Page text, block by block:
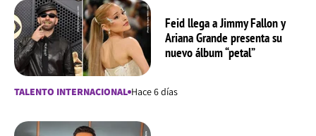
Feid llega a Jimmy Fallon y
Ariana Grande presenta su
nuevo álbum “petal”
TALENTO INTERNACIONAL Hace 6 días